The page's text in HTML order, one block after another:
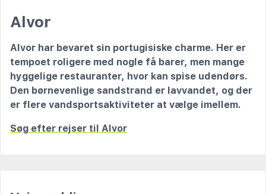
Alvor
Alvor har bevaret sin portugisiske charme. Her er
tempoet roligere med nogle få barer, men mange
hyggelige restauranter, hvor kan spise udendørs.
Den børnevenlige sandstrand er lavvandet, og der
er flere vandsportsaktiviteter at vælge imellem.
Søg efter rejser til Alvor